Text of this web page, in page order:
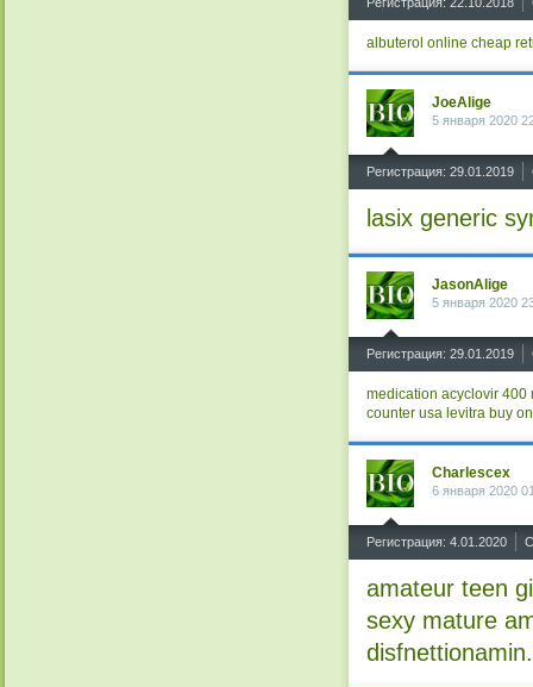
albuterol online cheap
JoeAlige
5 января 2020
Регистрация: 29.01.2019
lasix generic
JasonAlige
5 января 2020
Регистрация: 29.01.2019
medication acyclovir 400
counter usa levitra buy
Charlescex
6 января 2020
Регистрация: 4.01.2020
amateur teen
sexy mature